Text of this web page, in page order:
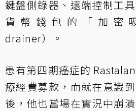
鍵盤側錄器、遠端控制工
貨幣錢包的「加密
drainer）。
患有第四期癌症的
療經費募款，而就在意識
後，他也當場在實況中崩